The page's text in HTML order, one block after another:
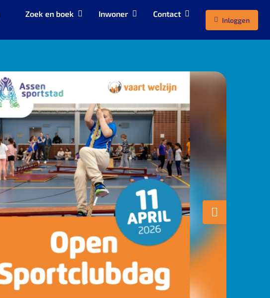
Zoek en boek Inwoner Contact
Inloggen